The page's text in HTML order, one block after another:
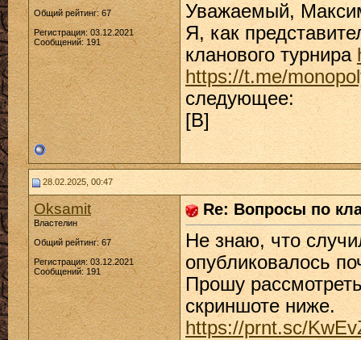
Общий рейтинг: 67
Регистрация: 03.12.2021
Сообщений: 191
Уважаемый,
Я, как
кланового турнира
https://t.me/
следующее:
[B]
28.02.2025, 00:47
Oksamit
Властелин
Общий рейтинг: 67
Регистрация: 03.12.2021
Сообщений: 191
Re: Вопросы по
Не знаю, что
опубликовалось
Прошу
скриншоте ниже.
https://prnt.sc/